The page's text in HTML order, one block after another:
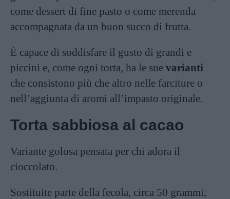
come dessert di fine pasto o come merenda
accompagnata da un buon succo di frutta.
È capace di soddisfare il gusto di grandi e
piccini e, come ogni torta, ha le sue varianti
che consistono più che altro nelle farciture o
nell’aggiunta di aromi all’impasto originale.
Torta sabbiosa al cacao
Variante golosa pensata per chi adora il
cioccolato.
Sostituite parte della fecola, circa 50 grammi,